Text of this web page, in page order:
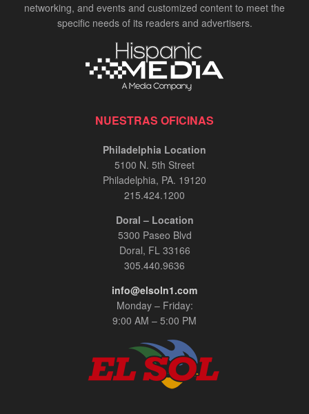
networking, and events and customized content to meet the
specific needs of its readers and advertisers.
NUESTRAS OFICINAS
Philadelphia Location
5100 N. 5th Street
Philadelphia, PA. 19120
215.424.1200
Doral – Location
5300 Paseo Blvd
Doral, FL 33166
305.440.9636
info@elsoln1.com
Monday – Friday:
9:00 AM – 5:00 PM